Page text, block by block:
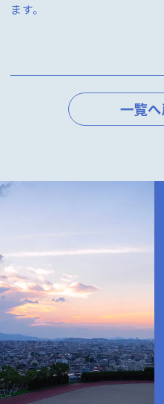
ます。
一覧